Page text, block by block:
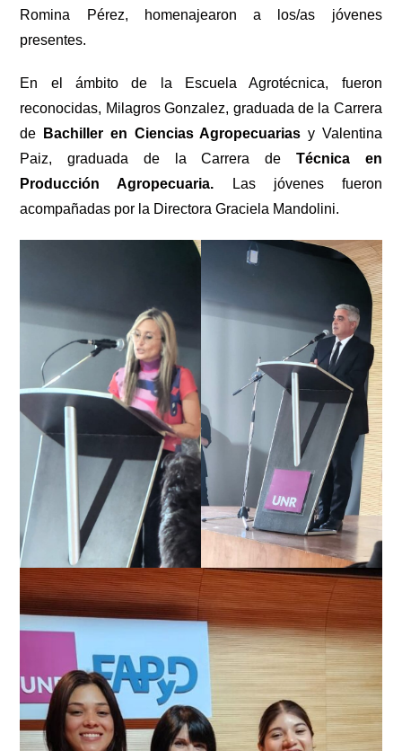
Romina Pérez, homenajearon a los/as jóvenes
presentes.
En el ámbito de la Escuela Agrotécnica, fueron
reconocidas, Milagros Gonzalez, graduada de la Carrera
de
Bachiller en Ciencias Agropecuarias y Valentina
Paiz, graduada de la Carrera de Técnica en
Producción Agropecuaria.
Las jóvenes fueron
acompañadas por la Directora Graciela Mandolini.